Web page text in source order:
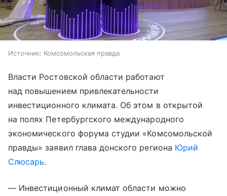
Источник: Комсомольская правда
Власти Ростовской области работают
над повышением привлекательности
инвестиционного климата. Об этом в открытой
на полях Петербургского международного
экономического форума студии «Комсомольской
правды» заявил глава донского региона Юрий
Слюсарь.
— Инвестиционный климат области можно